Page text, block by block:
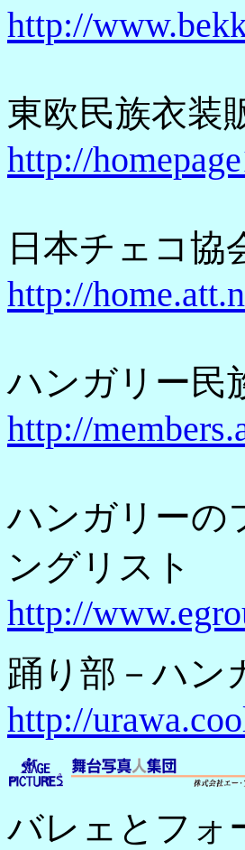
http://
東欧民族衣装
http://
日本チェコ
http://
ハンガリー民
http://
ハンガリーの
ングリスト
http://
踊り部－ハン
http://
バレェとフォ